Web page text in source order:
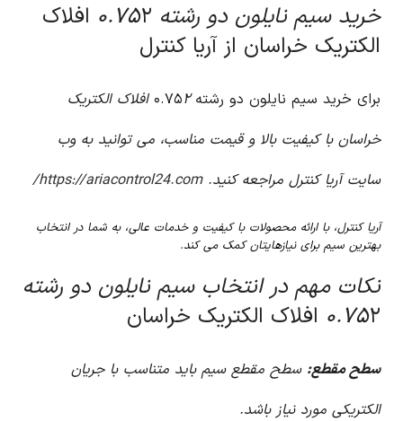
خرید سیم نایلون دو رشته ۰.۷۵
۲ افلاک
الکتریک خراسان از آریا کنترل
برای خرید سیم نایلون دو رشته ۰.۷۵
۲ افلاک الکتریک
خراسان با کیفیت بالا و قیمت مناسب، می توانید به وب
سایت آریا کنترل مراجعه کنید.https://ariacontrol24.com/
آریا کنترل، با ارائه محصولات با کیفیت و خدمات عالی، به شما در انتخاب
بهترین سیم برای نیازهایتان کمک می کند.
نکات مهم در انتخاب سیم نایلون دو رشته
۰.۷۵۲ افلاک الکتریک خراسان
سطح مقطع: سطح مقطع سیم باید متناسب با جریان
الکتریکی مورد نیاز باشد.